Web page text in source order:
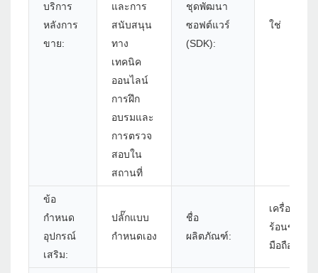
บริการ
หลังการ
ขาย:
และการ
สนับสนุน
ทาง
เทคนิค
ออนไลน์
การฝึก
อบรมและ
การตรวจ
สอบใน
สถานที่
ชุดพัฒนา
ซอฟต์แวร์
(SDK):
ใช่
ข้อ
กำหนด
อุปกรณ์
เสริม:
ปลั๊กแบบ
กำหนดเอง
ชื่อ
ผลิตภัณฑ์:
เครื่องพิมพ์
ร้อนขนาด
มือถือ